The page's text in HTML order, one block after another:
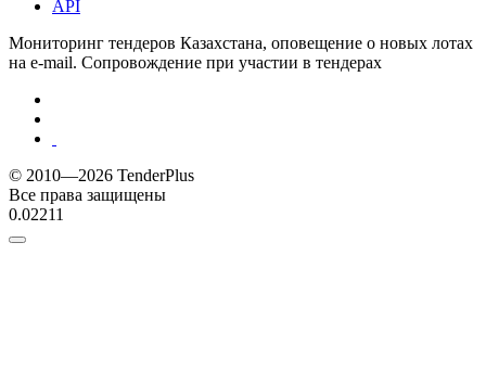
API
Мониторинг тендеров Казахстана, оповещение о новых лотах
на e-mail. Сопровождение при участии в тендерах
© 2010—2026 TenderPlus
Все права защищены
0.02211